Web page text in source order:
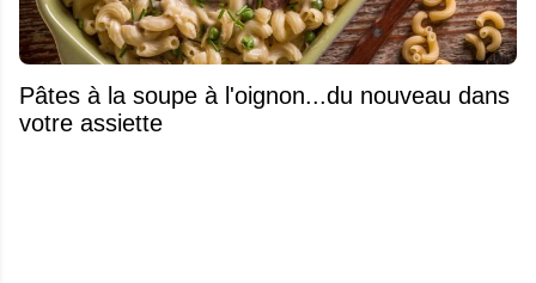
Pâtes à la soupe à l'oignon...du nouveau dans
votre assiette